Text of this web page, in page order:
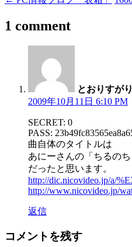
1 comment
とおりすがり
2009年10月11日 6:10 PM
SECRET: 0
PASS:
曲自体のタイトルは
あにーさんの「ちるのち
だったと思います。
http://dic.nicovideo.jp/a/
http://www.nicovideo.jp/
返信
コメントを残す